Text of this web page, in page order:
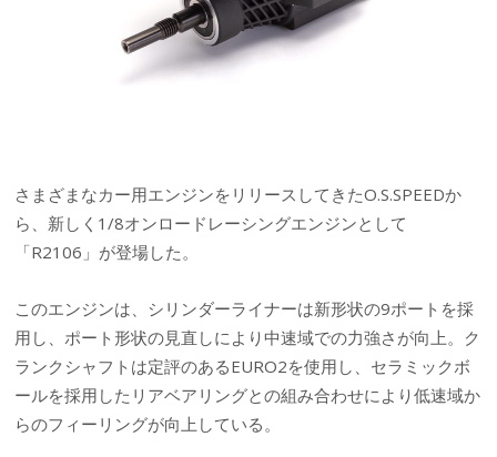
さまざまなカー用エンジンをリリースしてきたO.S.SPEEDか
ら、新しく1/8オンロードレーシングエンジンとして
「R2106」が登場した。
このエンジンは、シリンダーライナーは新形状の9ポートを採
用し、ポート形状の見直しにより中速域での力強さが向上。ク
ランクシャフトは定評のあるEURO2を使用し、セラミックボ
ールを採用したリアベアリングとの組み合わせにより低速域か
らのフィーリングが向上している。